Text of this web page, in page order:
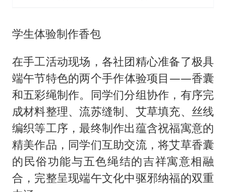
三、龙舟竞渡，青春飞扬